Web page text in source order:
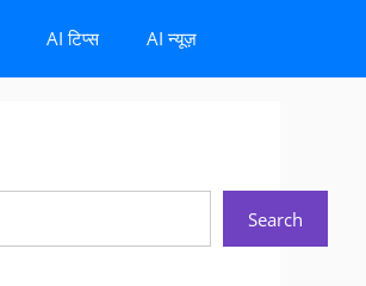
AI टिप्स AI न्यूज़
Search